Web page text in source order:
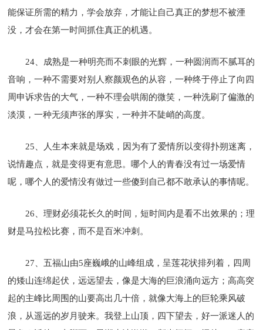
能保证所需的精力，学会放弃，才能让自己真正的梦想不被湮
没，才会在第一时间抓住真正的机遇。
24、成熟是一种明亮而不刺眼的光辉，一种圆润而不腻耳的
音响，一种不需要对别人察颜观色的从容，一种终于停止了向四
周申诉求告的大气，一种不理会哄闹的微笑，一种洗刷了偏激的
淡漠，一种无须声张的厚实，一种并不陡峭的高度。
25、人生本来就是场戏，因为有了爱情所以变得扑朔迷离，
说情趣点，就是变得更有意思。哪个人的青春没有过一场爱情
呢，哪个人的爱情没有做过一些傻到自己都不敢承认的事情呢。
26、理财必须花长久的时间，短时间内是看不出效果的；理
财是马拉松比赛，而不是百米冲刺。
27、五福山由5座巍峨的山峰组成，呈莲花状排列着，四周
的矮山连绵起伏，远远望去，像是大海的巨浪涌向远方；高高突
起的主峰比周围的山要高出几十倍，就像大海上的巨轮乘风破
浪，从遥远的岁月驶来。我登上山顶，四下望去，好一派迷人的